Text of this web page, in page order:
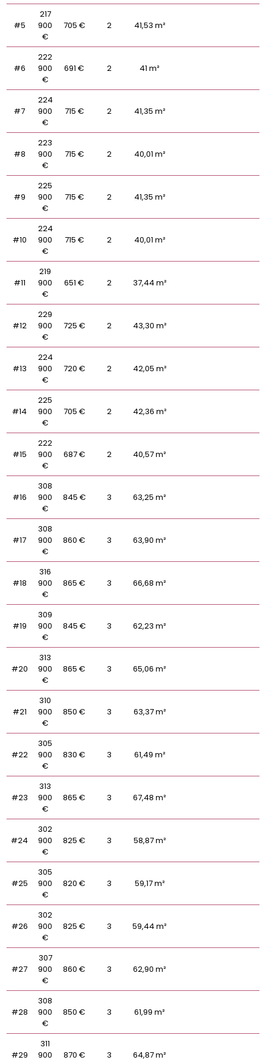
#5
217
900
€
705 € 2 41,53 m²
#6
222
900
€
691 € 2 41 m²
#7
224
900
€
715 € 2 41,35 m²
#8
223
900
€
715 € 2 40,01 m²
#9
225
900
€
715 € 2 41,35 m²
#10
224
900
€
715 € 2 40,01 m²
#11
219
900
€
651 € 2 37,44 m²
#12
229
900
€
725 € 2 43,30 m²
#13
224
900
€
720 € 2 42,05 m²
#14
225
900
€
705 € 2 42,36 m²
#15
222
900
€
687 € 2 40,57 m²
#16
308
900
€
845 € 3 63,25 m²
#17
308
900
€
860 € 3 63,90 m²
#18
316
900
€
865 € 3 66,68 m²
#19
309
900
€
845 € 3 62,23 m²
#20
313
900
€
865 € 3 65,06 m²
#21
310
900
€
850 € 3 63,37 m²
#22
305
900
€
830 € 3 61,49 m²
#23
313
900
€
865 € 3 67,48 m²
#24
302
900
€
825 € 3 58,87 m²
#25
305
900
€
820 € 3 59,17 m²
#26
302
900
€
825 € 3 59,44 m²
#27
307
900
€
860 € 3 62,90 m²
#28
308
900
€
850 € 3 61,99 m²
#29
311
900
870 € 3 64,87 m²